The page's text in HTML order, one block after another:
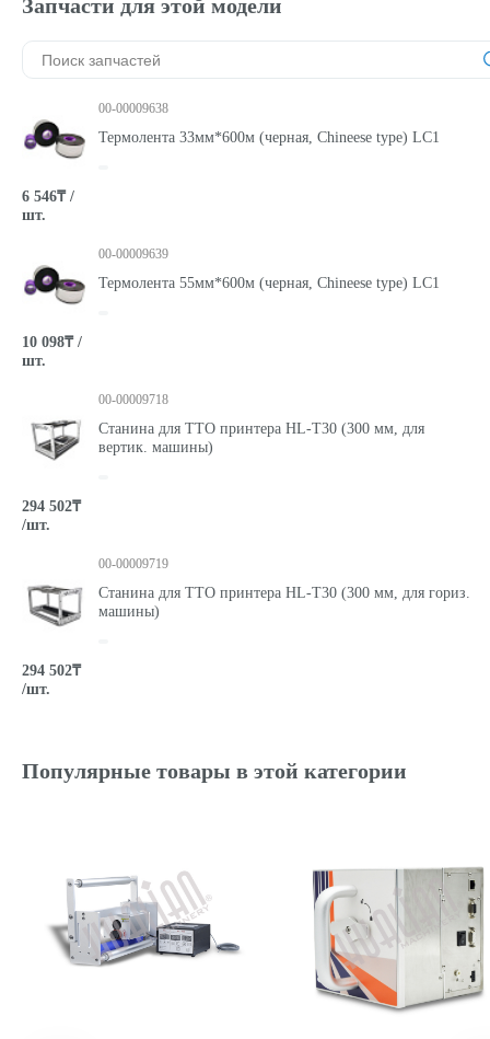
Запчасти для этой модели
00-00009638
Термолента 33мм*600м (черная, Chineese type) LC1
6 546₸ /
шт.
00-00009639
Термолента 55мм*600м (черная, Chineese type) LC1
10 098₸ /
шт.
00-00009718
Станина для ТТО принтера HL-T30 (300 мм, для
вертик. машины)
294 502₸
/шт.
00-00009719
Станина для ТТО принтера HL-T30 (300 мм, для гориз.
машины)
294 502₸
/шт.
Популярные товары в этой категории